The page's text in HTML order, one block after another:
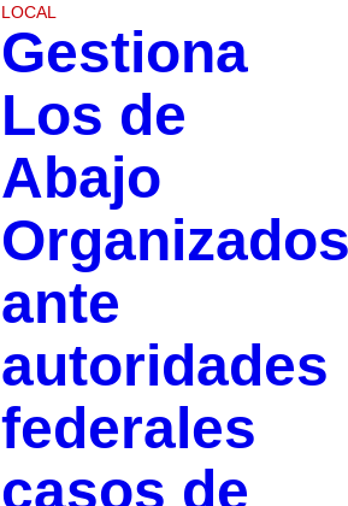
LOCAL
Gestiona
Los de
Abajo
ante
autoridades
federales
casos de